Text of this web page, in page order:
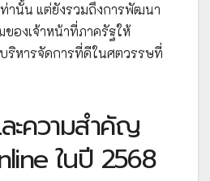
านั้น แต่ยังรวมถึงการพัฒนา
องเจ้าหน้าที่ภาครัฐให้
ริหารจัดการที่ดีในศตวรรษที่
ะความสำคัญ
ในปี 2568